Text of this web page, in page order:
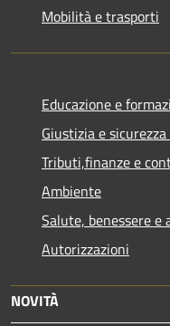
Mobilità e trasporti
Educazione e
Giustizia e
Tributi,finanze e
Ambiente
Salute, benessere e
Autorizzazioni
NOVITÀ